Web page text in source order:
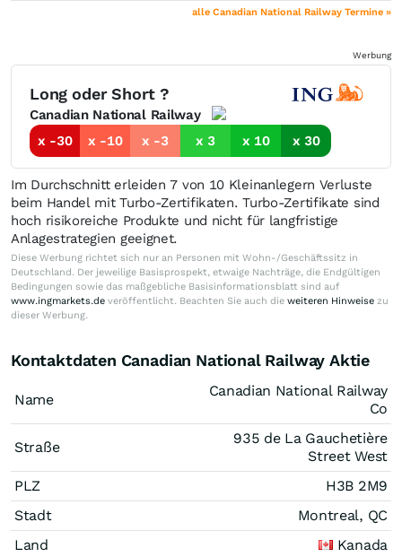
alle Canadian National Railway Termine »
Werbung
Long oder Short ?
Canadian National Railway
x -30
x -10 x -3 x 3 x 10 x 30
Im Durchschnitt erleiden 7 von 10 Kleinanlegern Verluste
beim Handel mit Turbo-Zertifikaten. Turbo-Zertifikate sind
hoch risikoreiche Produkte und nicht für langfristige
Anlagestrategien geeignet.
Diese Werbung richtet sich nur an Personen mit Wohn-/Geschäftssitz in
Deutschland. Der jeweilige Basisprospekt, etwaige Nachträge, die Endgültigen
Bedingungen sowie das maßgebliche Basisinformationsblatt sind auf
www.ingmarkets.de veröffentlicht. Beachten Sie auch die weiteren Hinweise zu
dieser Werbung.
Kontaktdaten Canadian National Railway Aktie
Name
Canadian National Railway
Co
Straße
935 de La Gauchetière
Street West
PLZ
H3B 2M9
Stadt
Montreal, QC
Land
Kanada